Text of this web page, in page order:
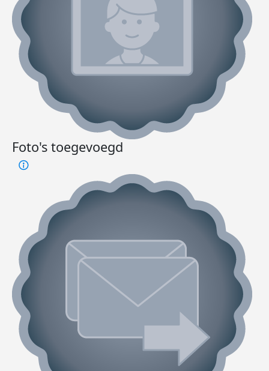
Foto's toegevoegd